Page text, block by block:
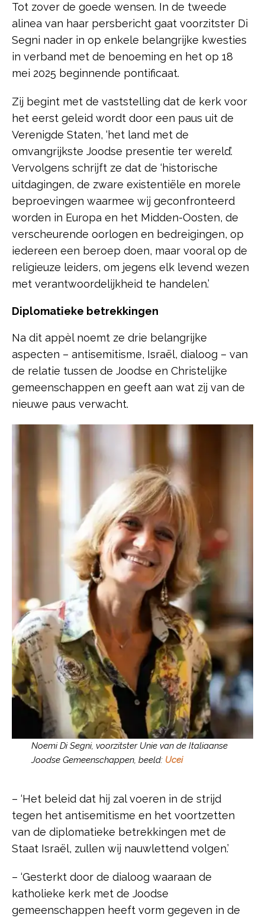
Tot zover de goede wensen. In de tweede
alinea van haar persbericht gaat voorzitster Di
Segni nader in op enkele belangrijke kwesties
in verband met de benoeming en het op 18
mei 2025 beginnende pontificaat.
Zij begint met de vaststelling dat de kerk voor
het eerst geleid wordt door een paus uit de
Verenigde Staten, ‘het land met de
omvangrijkste Joodse presentie ter wereld’.
Vervolgens schrijft ze dat de ‘historische
uitdagingen, de zware existentiële en morele
beproevingen waarmee wij geconfronteerd
worden in Europa en het Midden-Oosten, de
verscheurende oorlogen en bedreigingen, op
iedereen een beroep doen, maar vooral op de
religieuze leiders, om jegens elk levend wezen
met verantwoordelijkheid te handelen.’
Diplomatieke betrekkingen
Na dit appèl noemt ze drie belangrijke
aspecten – antisemitisme, Israël, dialoog – van
de relatie tussen de Joodse en Christelijke
gemeenschappen en geeft aan wat zij van de
nieuwe paus verwacht.
Noemi Di Segni, voorzitster Unie van de Italiaanse
Joodse Gemeenschappen, beeld: Ucei
– ‘Het beleid dat hij zal voeren in de strijd
tegen het antisemitisme en het voortzetten
van de diplomatieke betrekkingen met de
Staat Israël, zullen wij nauwlettend volgen.’
– ‘Gesterkt door de dialoog waaraan de
katholieke kerk met de Joodse
gemeenschappen heeft vorm gegeven in de